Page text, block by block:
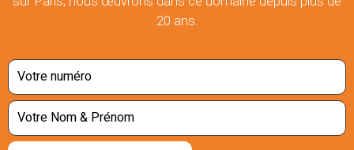
20 ans.